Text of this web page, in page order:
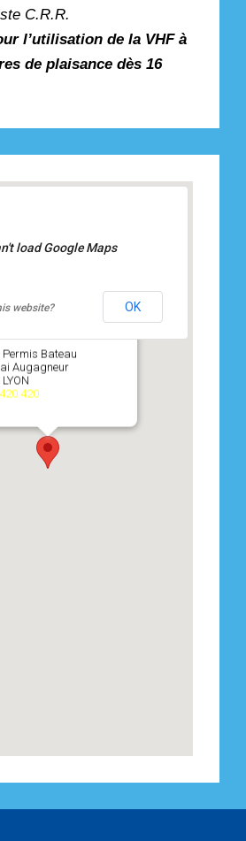
C.R.R.
l’utilisation de la VHF à
de plaisance dès 16
Permis Bateau
Augagneur
420
load Google Maps
website? OK